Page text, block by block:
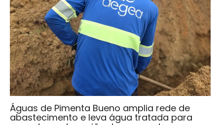
Águas de Pimenta Bueno amplia rede de
abastecimento e leva água tratada para